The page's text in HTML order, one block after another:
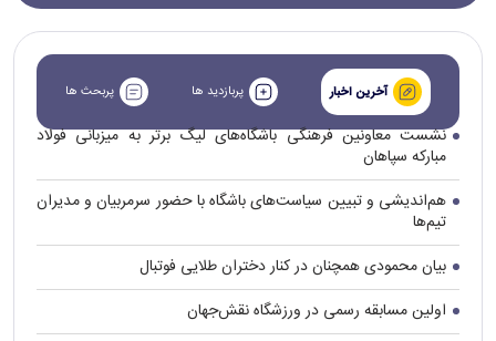
آخرین اخبار پربازدید ها پربحث ها
نشست معاونین فرهنگی باشگاه‌های لیگ برتر به میزبانی فولاد
مبارکه سپاهان
هم‌اندیشی و تبیین سیاست‌های باشگاه با حضور سرمربیان و مدیران
تیم‌ها
بیان محمودی همچنان در کنار دختران طلایی فوتبال
اولین مسابقه رسمی در ورزشگاه نقش‌جهان